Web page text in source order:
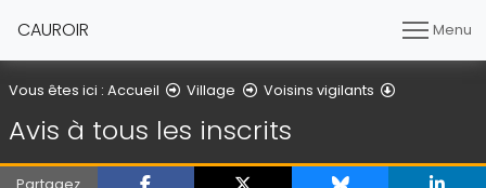
CAUROIR Menu
Vous êtes ici : Accueil Village Voisins vigilants
Avis à tous les inscrits
Partagez